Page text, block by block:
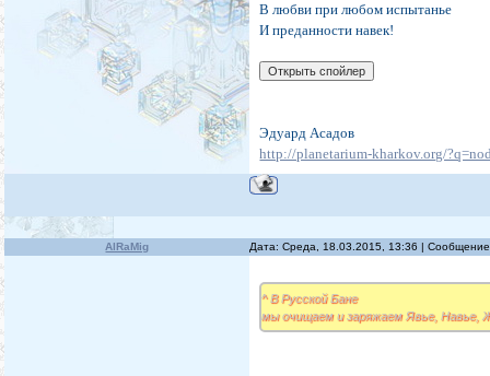
В любви при любом испытанье
И преданности навек!
Эдуард Асадов
http://planetarium-kharkov.org/
AlRaMig Дата: Среда, 18.03.2015, 13:36 |
^ В Русской Бане
мы очищаем и заряжаем Явье, Навье,